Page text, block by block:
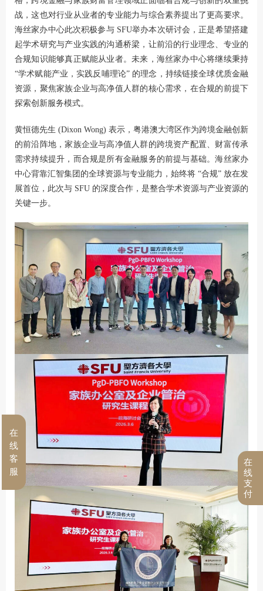
战，这也对行业从业者的专业能力与综合素养提出了更高要求。
海丝家办中心此次积极参与 SFU举办本次研讨会，正是希望搭建
起学术研究与产业实践的沟通桥梁，让前沿的行业理念、专业的
合规知识能够真正赋能从业者。未来，海丝家办中心将继续秉持
“学术赋能产业，实践反哺理论” 的理念，持续链接全球优质金融
资源，聚焦家族企业与高净值人群的核心需求，在合规的前提下
探索创新服务模式。
黄恒德先生 (Dixon Wong) 表示，粤港澳大湾区作为跨境金融创新
的前沿阵地，家族企业与高净值人群的跨境资产配置、财富传承
需求持续提升，而合规是所有金融服务的前提与基础。海丝家办
中心背靠汇智集团的全球资源与专业能力，始终将 “合规” 放在发
展首位，此次与 SFU 的深度合作，是整合学术资源与产业资源的
关键一步。
在
线
客
服
在
线
支
付